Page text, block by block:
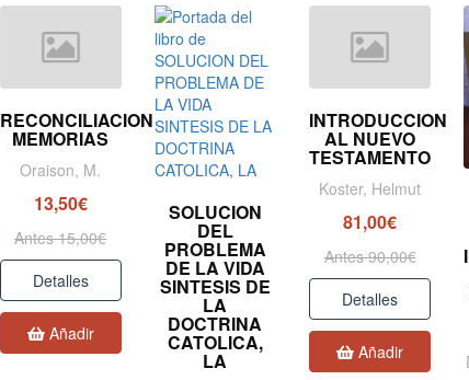
RECONCILIACION
MEMORIAS
Oraison, M.
13,50€
Antes 15,00€
Detalles
Añadir
SOLUCION
DEL
PROBLEMA
DE LA VIDA
SINTESIS DE
LA
DOCTRINA
CATOLICA,
LA
INTRODUCCION
AL NUEVO
TESTAMENTO
Koster, Helmut
81,00€
Antes 90,00€
Detalles
Añadir